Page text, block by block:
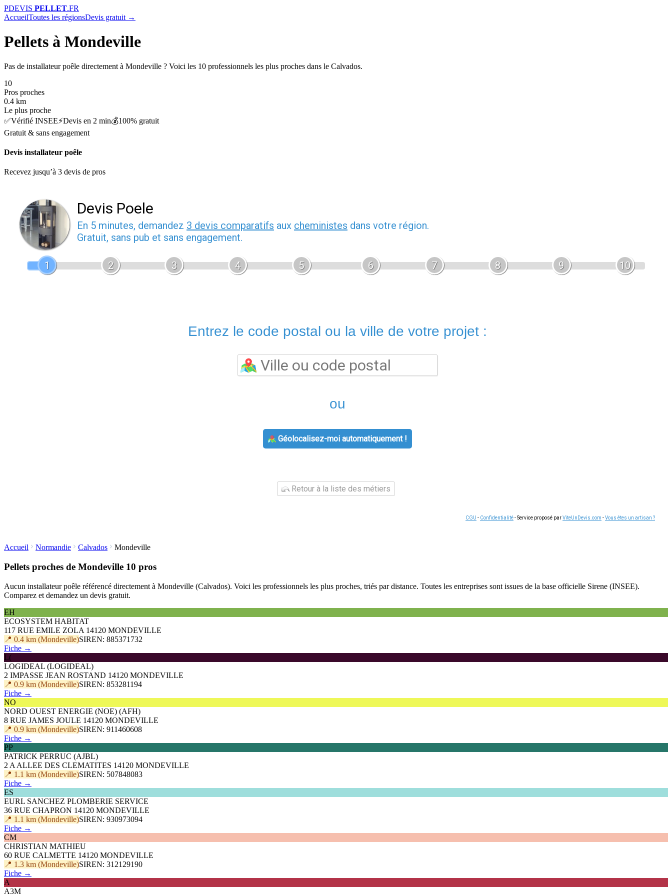
PDEVIS PELLET.FR
AccueilToutes les régionsDevis gratuit →
Pellets à Mondeville
Pas de installateur poêle directement à Mondeville ? Voici les 10 professionnels les plus proches dans le Calvados.
10
Pros proches
0.4 km
Le plus proche
✅Vérifié INSEE⚡Devis en 2 min💰100% gratuit
Gratuit & sans engagement
Devis installateur poêle
Recevez jusqu’à 3 devis de pros
Devis Poele
En 5 minutes, demandez 3 devis comparatifs aux cheministes dans votre région.
Gratuit, sans pub et sans engagement.
1 2 3 4 5 6 7 8 9 10
Entrez le code postal ou la ville de votre projet :
ou
Géolocalisez-moi automatiquement !
Retour à la liste des métiers
CGU - Confidentialité- Service proposé parViteUnDevis.com -Vous êtes un artisan ?
Accueil Normandie Calvados Mondeville
Pellets proches de Mondeville 10 pros
Aucun installateur poêle référencé directement à Mondeville (Calvados). Voici les professionnels les plus proches, triés par distance. Toutes les entreprises sont issues de la base officielle Sirene (INSEE).
Comparez et demandez un devis gratuit.
EH
ECOSYSTEM HABITAT
117 RUE EMILE ZOLA 14120 MONDEVILLE
📍 0.4 km (Mondeville)SIREN: 885371732
Fiche →
L(
LOGIDEAL (LOGIDEAL)
2 IMPASSE JEAN ROSTAND 14120 MONDEVILLE
📍 0.9 km (Mondeville)SIREN: 853281194
Fiche →
NO
NORD OUEST ENERGIE (NOE) (AFH)
8 RUE JAMES JOULE 14120 MONDEVILLE
📍 0.9 km (Mondeville)SIREN: 911460608
Fiche →
PP
PATRICK PERRUC (AJBL)
2 A ALLEE DES CLEMATITES 14120 MONDEVILLE
📍 1.1 km (Mondeville)SIREN: 507848083
Fiche →
ES
EURL SANCHEZ PLOMBERIE SERVICE
36 RUE CHAPRON 14120 MONDEVILLE
📍 1.1 km (Mondeville)SIREN: 930973094
Fiche →
CM
CHRISTIAN MATHIEU
60 RUE CALMETTE 14120 MONDEVILLE
📍 1.3 km (Mondeville)SIREN: 312129190
Fiche →
A
A3M